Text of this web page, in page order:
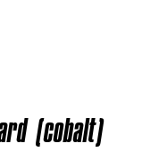
(cobalt)